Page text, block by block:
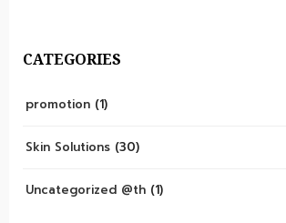
CATEGORIES
promotion (1)
Skin Solutions (30)
Uncategorized @th (1)